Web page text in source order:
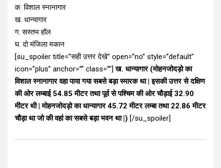
क. विशाल स्नानागार
ख. धान्यागार
ग. सस्तभ हॉल
घ. दो मंजिला मकान
[su_spoiler title=”सही उत्तर देखे” open=”no” style=”default”
icon=”plus” anchor=”” class=””]ख. धान्यागार (मोहनजोदड़ो का
विशाल स्नानागार वहा पाया गया सबसे बड़ा स्मारक था | इसकी उत्तर से दक्षिण
की ओर लम्बाई 54.85 मीटर तथा पूर्व से पश्चिम की ओर चौड़ाई 32.90
मीटर थी | मोहनजोदड़ो का धान्यागार 45.72 मीटर लम्बा तथा 22.86 मीटर
चौड़ा था जो की वहां का सबसे बड़ा भवन था |) [/su_spoiler]